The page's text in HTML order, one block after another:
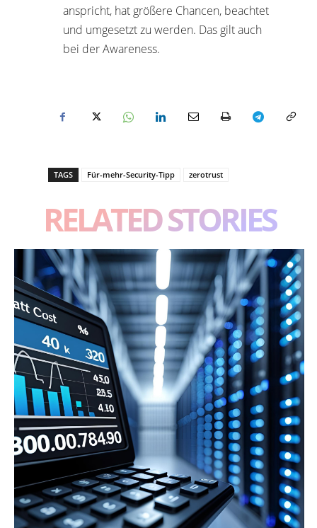
anspricht, hat größere Chancen, beachtet
und umgesetzt zu werden. Das gilt auch
bei der Awareness.
TAGS Für-mehr-Security-Tipp zerotrust
RELATED STORIES